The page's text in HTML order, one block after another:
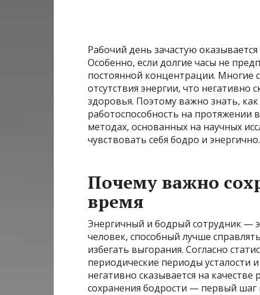
Рабочий день зачастую
Особенно, если долгие часы не
постоянной концентрации. Многие
отсутствия энергии, что негативно
здоровья. Поэтому важно знать,
работоспособность на протяжении
методах, основанных на научных
чувствовать себя бодро и энергично.
Почему важно
время
Энергичный и бодрый сотрудник —
человек, способный лучше
избегать выгорания. Согласно
периодические периоды усталости
негативно сказывается на
сохранения бодрости — первый шаг